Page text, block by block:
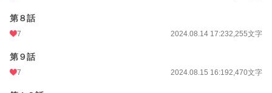
更新日時
初回完結日時
第８話
7 2024.08.14 17:232,255文字
第９話
7 2024.08.15 16:192,470文字